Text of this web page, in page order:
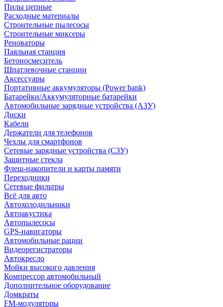
Пилы цепные
Расходные материалы
Строительные пылесосы
Строительные миксеры
Реноваторы
Паяльная станция
Бетоносмеситель
Шпатлевочные станции
Аксессуары
Портативные аккумуляторы (Power bank)
Батарейки/Аккумуляторные батарейки
Автомобильные зарядные устройства (АЗУ)
Диски
Кабели
Держатели для телефонов
Чехлы для смартфонов
Сетевые зарядные устройства (СЗУ)
Защитные стекла
Флеш-накопители и карты памяти
Переходники
Сетевые фильтры
Всё для авто
Автохолодильники
Автоакустика
Автопылесосы
GPS-навигаторы
Автомобильные рации
Видеорегистраторы
Автокресло
Мойки высокого давления
Компрессор автомобильный
Дополнительное оборудование
Домкраты
FM-модуляторы